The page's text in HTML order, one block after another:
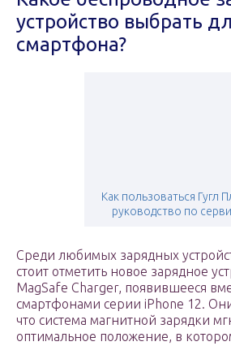
устройство выбрать
смартфона?
Как пользоваться Гугл
руководство по
Среди любимых зарядных
стоит отметить новое зарядное
MagSafe Charger, появившееся
смартфонами серии iPhone 12.
что система магнитной зарядки
оптимальное положение, в